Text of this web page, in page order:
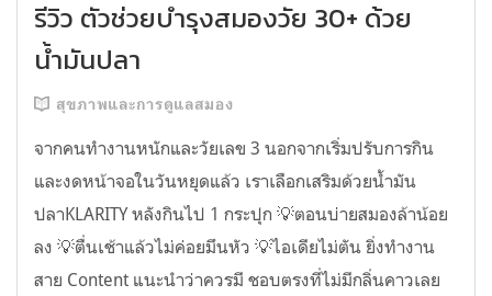
รีวิว ตัวช่วยบำรุงสมองวัย 30+ ด้วย
น้ำมันปลา
สุขภาพและการดูแลสมอง
จากคนทำงานหนักและวัยเลข 3 นอกจากเริ่มปรับการกิน
และงดหน้าจอในวันหยุดแล้ว เราเลือกเสริมด้วยน้ำมัน
ปลาKLARITY หลังกินไป 1 กระปุก 💡ตอนบ่ายสมองล้าน้อย
ลง 💡ตื่นเช้าแล้วไม่ค่อยมึนหัว 💡ไอเดียไม่ตัน ยิ่งทำงาน
สาย Content แนะนำว่าควรมี ชอบตรงที่ไม่มีกลิ่นคาวเลย